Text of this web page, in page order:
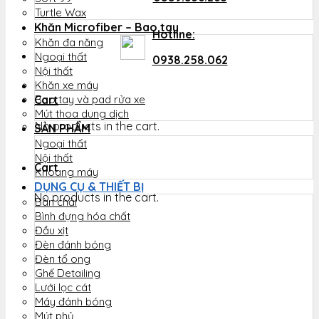
Hotline:
0938.258.062
Cart
No products in the cart.
Cart
No products in the cart.
Turtle Wax
Khăn Microfiber – Bao tay
Khăn đa năng
Ngoại thất
Nội thất
Khăn xe máy
Bao tay và pad rửa xe
Mút thoa dung dịch
SẢN PHẨM
Ngoại thất
Nội thất
Khoang máy
DỤNG CỤ & THIẾT BỊ
Bàn chải
Bình đựng hóa chất
Đầu xịt
Đèn đánh bóng
Đèn tổ ong
Ghế Detailing
Lưới lọc cát
Máy đánh bóng
Mút phủ